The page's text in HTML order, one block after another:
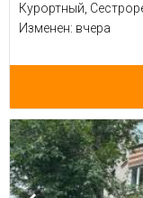
Курортный,
Изменен: вчера